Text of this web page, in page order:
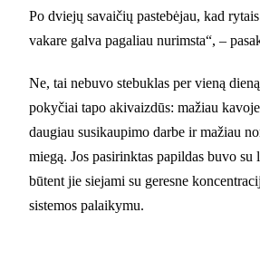
Po dviejų savaičių pastebėjau, kad
vakare galva pagaliau nurimsta“, –
Ne, tai nebuvo stebuklas per vieną
pokyčiai tapo akivaizdūs: mažiau
daugiau susikaupimo darbe ir mažiau
miegą. Jos pasirinktas papildas buvo su
būtent jie siejami su geresne
sistemos palaikymu.